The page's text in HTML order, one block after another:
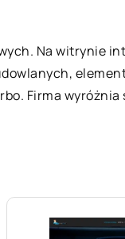
Na witrynie
Firma